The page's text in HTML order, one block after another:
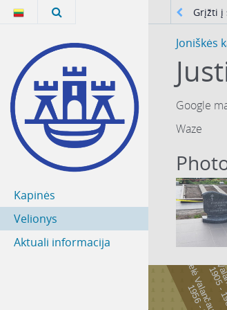
Kapinės
Velionys
Aktuali informacija
Grįžti į
Joniškės
Google
Waze
Ona
9
0
5
-
1
9
8
1
9
5
6
-
?